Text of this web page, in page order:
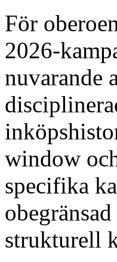
För
2026-
nuvarande
window
specifika
strukturell